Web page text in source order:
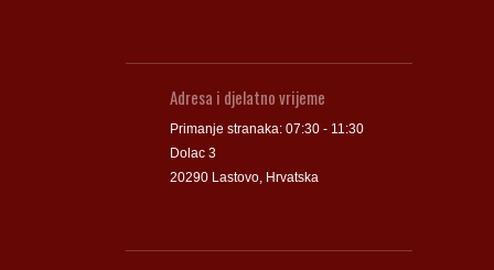
Adresa i djelatno vrijeme
Primanje stranaka: 07:30 - 11:30
Dolac 3
20290 Lastovo, Hrvatska